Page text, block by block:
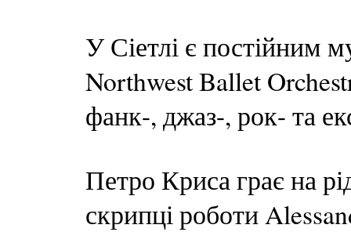
У Сіетлі є постійним
Northwest Ballet
фанк-, джаз-, рок- та
Петро Криса грає на
скрипці роботи